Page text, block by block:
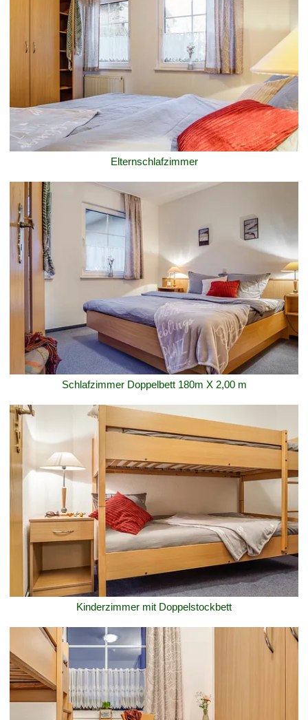
Elternschlafzimmer
Schlafzimmer Doppelbett 180m X 2,00 m
Kinderzimmer mit Doppelstockbett